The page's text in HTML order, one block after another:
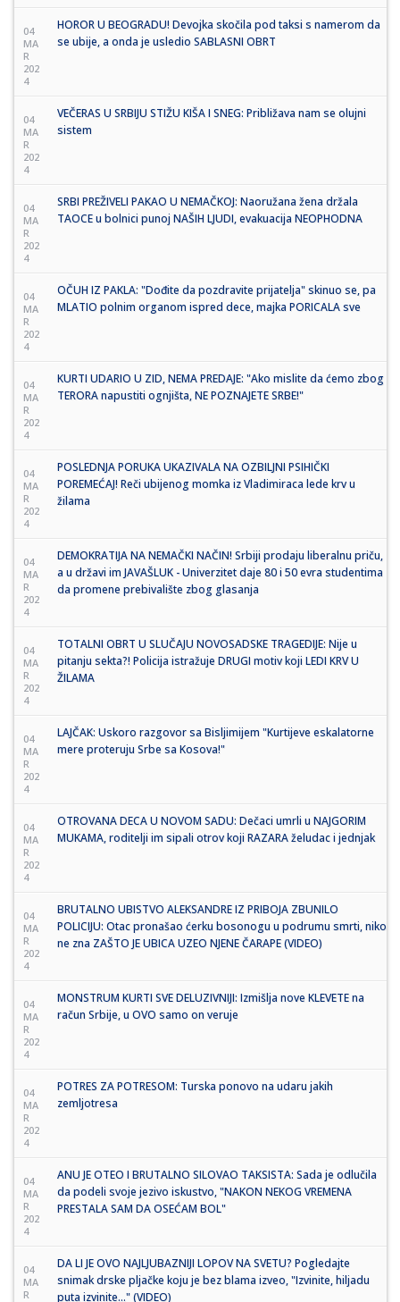
04
MA
R
202
4
HOROR U BEOGRADU! Devojka skočila pod taksi s namerom da
se ubije, a onda je usledio SABLASNI OBRT
04
MA
R
202
4
VEČERAS U SRBIJU STIŽU KIŠA I SNEG: Približava nam se olujni
sistem
04
MA
R
202
4
SRBI PREŽIVELI PAKAO U NEMAČKOJ: Naoružana žena držala
TAOCE u bolnici punoj NAŠIH LJUDI, evakuacija NEOPHODNA
04
MA
R
202
4
OČUH IZ PAKLA: "Dođite da pozdravite prijatelja" skinuo se, pa
MLATIO polnim organom ispred dece, majka PORICALA sve
04
MA
R
202
4
KURTI UDARIO U ZID, NEMA PREDAJE: "Ako mislite da ćemo zbog
TERORA napustiti ognjišta, NE POZNAJETE SRBE!"
04
MA
R
202
4
POSLEDNJA PORUKA UKAZIVALA NA OZBILJNI PSIHIČKI
POREMEĆAJ! Reči ubijenog momka iz Vladimiraca lede krv u
žilama
04
MA
R
202
4
DEMOKRATIJA NA NEMAČKI NAČIN! Srbiji prodaju liberalnu priču,
a u državi im JAVAŠLUK - Univerzitet daje 80 i 50 evra studentima
da promene prebivalište zbog glasanja
04
MA
R
202
4
TOTALNI OBRT U SLUČAJU NOVOSADSKE TRAGEDIJE: Nije u
pitanju sekta?! Policija istražuje DRUGI motiv koji LEDI KRV U
ŽILAMA
04
MA
R
202
4
LAJČAK: Uskoro razgovor sa Bisljimijem "Kurtijeve eskalatorne
mere proteruju Srbe sa Kosova!"
04
MA
R
202
4
OTROVANA DECA U NOVOM SADU: Dečaci umrli u NAJGORIM
MUKAMA, roditelji im sipali otrov koji RAZARA želudac i jednjak
04
MA
R
202
4
BRUTALNO UBISTVO ALEKSANDRE IZ PRIBOJA ZBUNILO
POLICIJU: Otac pronašao ćerku bosonogu u podrumu smrti, niko
ne zna ZAŠTO JE UBICA UZEO NJENE ČARAPE (VIDEO)
04
MA
R
202
4
MONSTRUM KURTI SVE DELUZIVNIJI: Izmišlja nove KLEVETE na
račun Srbije, u OVO samo on veruje
04
MA
R
202
4
POTRES ZA POTRESOM: Turska ponovo na udaru jakih
zemljotresa
04
MA
R
202
4
ANU JE OTEO I BRUTALNO SILOVAO TAKSISTA: Sada je odlučila
da podeli svoje jezivo iskustvo, "NAKON NEKOG VREMENA
PRESTALA SAM DA OSEĆAM BOL"
04
MA
R
DA LI JE OVO NAJLJUBAZNIJI LOPOV NA SVETU? Pogledajte
snimak drske pljačke koju je bez blama izveo, "Izvinite, hiljadu
puta izvinite..." (VIDEO)